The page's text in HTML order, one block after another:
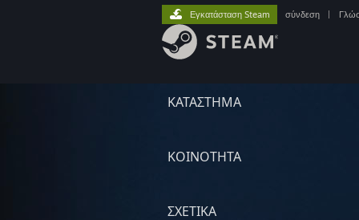
ΚΑΤΑΣΤΗΜΑ
ΚΟΙΝΟΤΗΤΑ
ΣΧΕΤΙΚΆ
Εγκατάσταση Steam σύνδεση